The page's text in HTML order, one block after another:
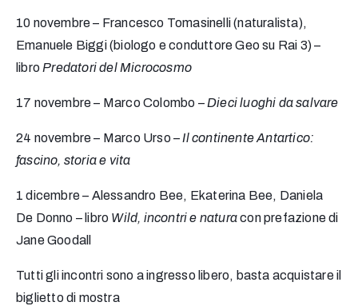
10 novembre – Francesco Tomasinelli (naturalista),
Emanuele Biggi (biologo e conduttore Geo su Rai 3) –
libro Predatori del Microcosmo
17 novembre – Marco Colombo – Dieci luoghi da salvare
24 novembre – Marco Urso – Il continente Antartico:
fascino, storia e vita
1 dicembre – Alessandro Bee, Ekaterina Bee, Daniela
De Donno – libro Wild, incontri e naturacon prefazione di
Jane Goodall
Tutti gli incontri sono a ingresso libero, basta acquistare il
biglietto di mostra